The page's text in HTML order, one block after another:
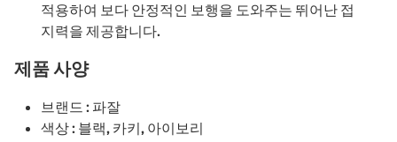
적용하여 보다 안정적인 보행을 도와주는 뛰어난 접
지력을 제공합니다.
제품 사양
브랜드 : 파잘
색상 : 블랙, 카키, 아이보리